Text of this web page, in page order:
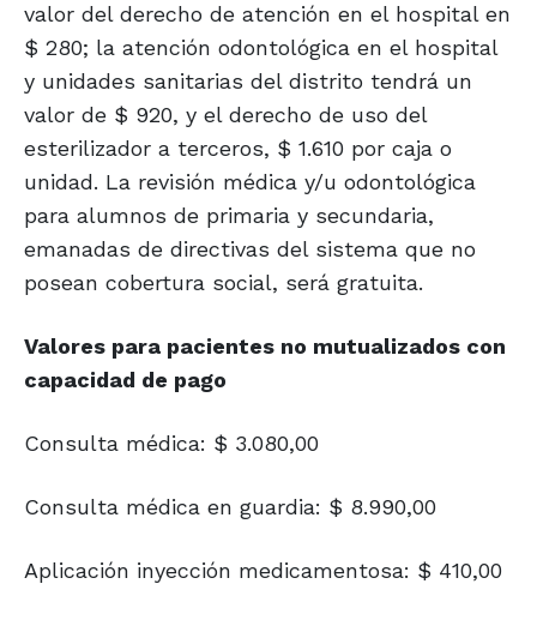
valor del derecho de atención en el hospital en
$ 280; la atención odontológica en el hospital
y unidades sanitarias del distrito tendrá un
valor de $ 920, y el derecho de uso del
esterilizador a terceros, $ 1.610 por caja o
unidad. La revisión médica y/u odontológica
para alumnos de primaria y secundaria,
emanadas de directivas del sistema que no
posean cobertura social, será gratuita.
Valores para pacientes no mutualizados con
capacidad de pago
Consulta médica: $ 3.080,00
Consulta médica en guardia: $ 8.990,00
Aplicación inyección medicamentosa: $ 410,00